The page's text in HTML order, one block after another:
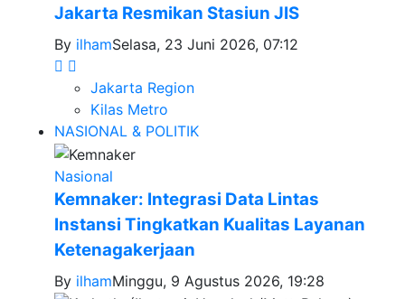
Jakarta Resmikan Stasiun JIS
By ilhamSelasa, 23 Juni 2026, 07:12
Jakarta Region
Kilas Metro
NASIONAL & POLITIK
Nasional
Kemnaker: Integrasi Data Lintas
Instansi Tingkatkan Kualitas Layanan
Ketenagakerjaan
By ilhamMinggu, 9 Agustus 2026, 19:28